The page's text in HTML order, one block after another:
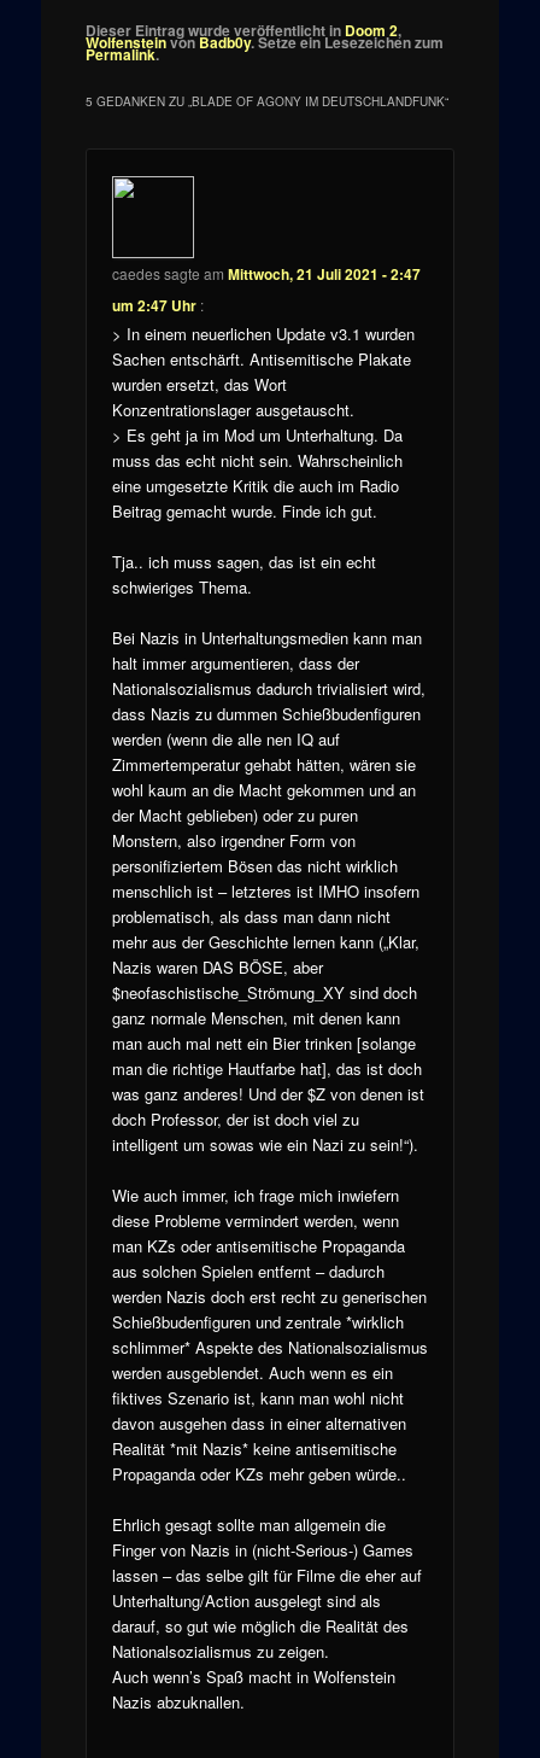
Dieser Eintrag wurde veröffentlicht in Doom 2,
WolfensteinvonBadb0y. Setze ein Lesezeichen zum
Permalink.
5 GEDANKEN ZU „BLADE OF AGONY IM DEUTSCHLANDFUNK“
caedessagte am Mittwoch, 21 Juli 2021 - 2:47
um 2:47 Uhr :
> In einem neuerlichen Update v3.1 wurden
Sachen entschärft. Antisemitische Plakate
wurden ersetzt, das Wort
Konzentrationslager ausgetauscht.
> Es geht ja im Mod um Unterhaltung. Da
muss das echt nicht sein. Wahrscheinlich
eine umgesetzte Kritik die auch im Radio
Beitrag gemacht wurde. Finde ich gut.
Tja.. ich muss sagen, das ist ein echt
schwieriges Thema.
Bei Nazis in Unterhaltungsmedien kann man
halt immer argumentieren, dass der
Nationalsozialismus dadurch trivialisiert wird,
dass Nazis zu dummen Schießbudenfiguren
werden (wenn die alle nen IQ auf
Zimmertemperatur gehabt hätten, wären sie
wohl kaum an die Macht gekommen und an
der Macht geblieben) oder zu puren
Monstern, also irgendner Form von
personifiziertem Bösen das nicht wirklich
menschlich ist – letzteres ist IMHO insofern
problematisch, als dass man dann nicht
mehr aus der Geschichte lernen kann („Klar,
Nazis waren DAS BÖSE, aber
$neofaschistische_Strömung_XY sind doch
ganz normale Menschen, mit denen kann
man auch mal nett ein Bier trinken [solange
man die richtige Hautfarbe hat], das ist doch
was ganz anderes! Und der $Z von denen ist
doch Professor, der ist doch viel zu
intelligent um sowas wie ein Nazi zu sein!“).
Wie auch immer, ich frage mich inwiefern
diese Probleme vermindert werden, wenn
man KZs oder antisemitische Propaganda
aus solchen Spielen entfernt – dadurch
werden Nazis doch erst recht zu generischen
Schießbudenfiguren und zentrale *wirklich
schlimmer* Aspekte des Nationalsozialismus
werden ausgeblendet. Auch wenn es ein
fiktives Szenario ist, kann man wohl nicht
davon ausgehen dass in einer alternativen
Realität *mit Nazis* keine antisemitische
Propaganda oder KZs mehr geben würde..
Ehrlich gesagt sollte man allgemein die
Finger von Nazis in (nicht-Serious-) Games
lassen – das selbe gilt für Filme die eher auf
Unterhaltung/Action ausgelegt sind als
darauf, so gut wie möglich die Realität des
Nationalsozialismus zu zeigen.
Auch wenn’s Spaß macht in Wolfenstein
Nazis abzuknallen.